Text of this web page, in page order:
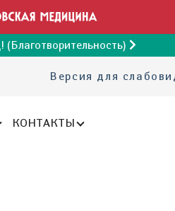
Версия для
КОНТАКТЫ